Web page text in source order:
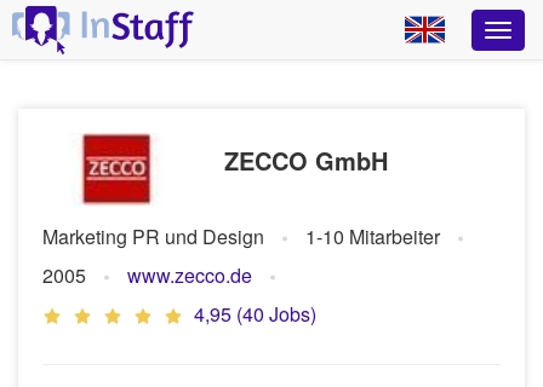
ZECCO GmbH
Marketing PR und Design
1-10 Mitarbeiter
2005
www.zecco.de
4,95 (40 Jobs)